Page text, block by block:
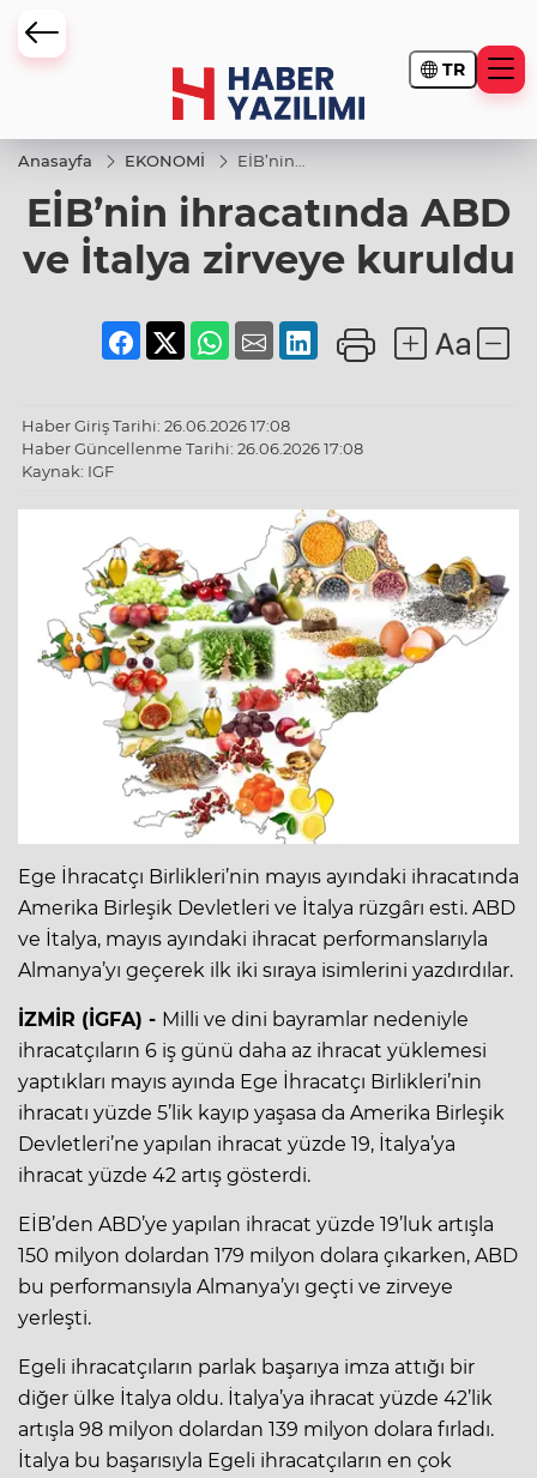
TR
Anasayfa EKONOMİ
EİB’nin
İtalya
kuruldu
EİB’nin ihracatında ABD
ve İtalya zirveye kuruldu
Haber Giriş Tarihi: 26.06.2026 17:08
Haber Güncellenme Tarihi: 26.06.2026 17:08
Kaynak: IGF
Ege İhracatçı Birlikleri’nin mayıs ayındaki ihracatında
Amerika Birleşik Devletleri ve İtalya rüzgârı esti. ABD
ve İtalya, mayıs ayındaki ihracat performanslarıyla
Almanya’yı geçerek ilk iki sıraya isimlerini yazdırdılar.
İZMİR (İGFA) - Milli ve dini bayramlar nedeniyle
ihracatçıların 6 iş günü daha az ihracat yüklemesi
yaptıkları mayıs ayında Ege İhracatçı Birlikleri’nin
ihracatı yüzde 5’lik kayıp yaşasa da Amerika Birleşik
Devletleri’ne yapılan ihracat yüzde 19, İtalya’ya
ihracat yüzde 42 artış gösterdi.
EİB’den ABD’ye yapılan ihracat yüzde 19’luk artışla
150 milyon dolardan 179 milyon dolara çıkarken, ABD
bu performansıyla Almanya’yı geçti ve zirveye
yerleşti.
Egeli ihracatçıların parlak başarıya imza attığı bir
diğer ülke İtalya oldu. İtalya’ya ihracat yüzde 42’lik
artışla 98 milyon dolardan 139 milyon dolara fırladı.
İtalya bu başarısıyla Egeli ihracatçıların en çok